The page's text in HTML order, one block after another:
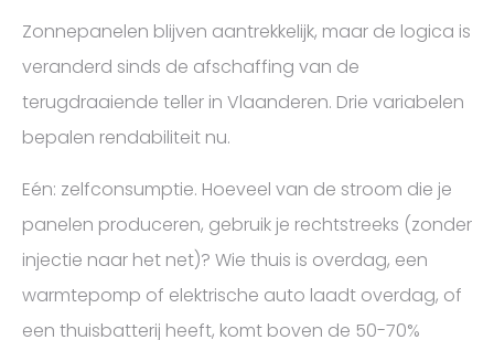
Zonnepanelen blijven aantrekkelijk, maar de logica is
veranderd sinds de afschaffing van de
terugdraaiende teller in Vlaanderen. Drie variabelen
bepalen rendabiliteit nu.
Eén: zelfconsumptie. Hoeveel van de stroom die je
panelen produceren, gebruik je rechtstreeks (zonder
injectie naar het net)? Wie thuis is overdag, een
warmtepomp of elektrische auto laadt overdag, of
een thuisbatterij heeft, komt boven de 50-70%